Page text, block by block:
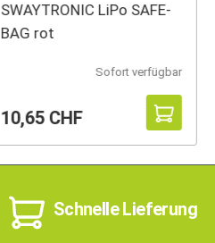
SWAYTRONIC LiPo SAFE-
BAG rot
Sofort verfügbar
10,65 CHF
Schnelle Lieferung